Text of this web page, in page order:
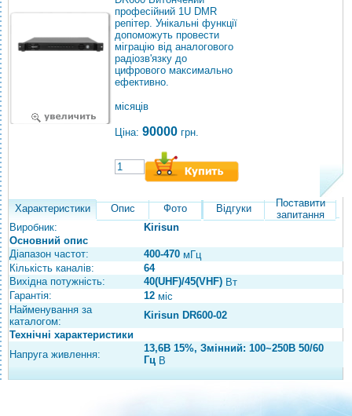
професійний 1U DMR
репітер. Унікальні функції
допоможуть провести
міграцію від аналогового
радіозв'язку до
цифрового максимально
ефективно.
місяців
Ціна: 90000 грн.
Характеристики Опис Фото Відгуки
Поставити
запитання
Виробник:
Kirisun
Основний опис
Діапазон частот:
400-470 мГц
Кількість каналів:
64
Вихідна потужність:
40(UHF)/45(VHF) Вт
Гарантія:
12 міс
Найменування за
каталогом:
Kirisun DR600-02
Технічні характеристики
Напруга живлення:
13,6В 15%, Змінний: 100~250В 50/60
Гц В